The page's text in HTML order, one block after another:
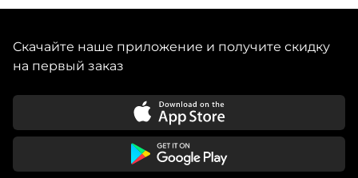
Скачайте наше приложение и получите скидку
на первый заказ